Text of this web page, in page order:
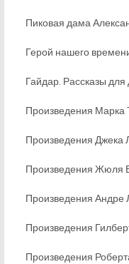
Пиковая дама
Герой нашего
Гайдар. Рассказы для
Произведения Марка
Произведения Джека
Произведения Жюля
Произведения Андре
Произведения
Произведения